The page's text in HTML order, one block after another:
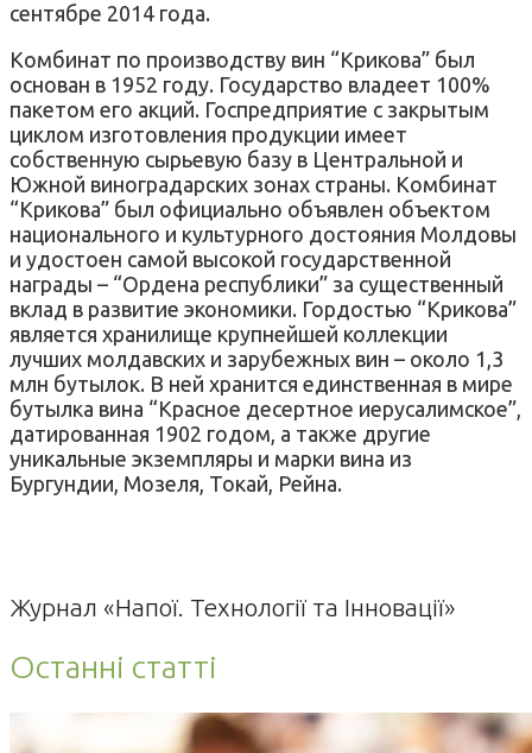
сентябре 2014 года.
Комбинат по производству вин “Крикова” был
основан в 1952 году. Государство владеет 100%
пакетом его акций. Госпредприятие с закрытым
циклом изготовления продукции имеет
собственную сырьевую базу в Центральной и
Южной виноградарских зонах страны. Комбинат
“Крикова” был официально объявлен объектом
национального и культурного достояния Молдовы
и удостоен самой высокой государственной
награды – “Ордена республики” за существенный
вклад в развитие экономики. Гордостью “Крикова”
является хранилище крупнейшей коллекции
лучших молдавских и зарубежных вин – около 1,3
млн бутылок. В ней хранится единственная в мире
бутылка вина “Красное десертное иерусалимское”,
датированная 1902 годом, а также другие
уникальные экземпляры и марки вина из
Бургундии, Мозеля, Токай, Рейна.
Журнал «Напої. Технології та Інновації»
Останні статті